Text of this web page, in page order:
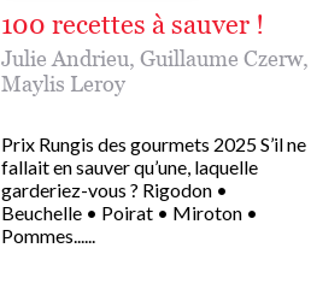
100 recettes à sauver !
Julie Andrieu, Guillaume Czerw,
Maylis Leroy
Prix Rungis des gourmets 2025 S’il ne
fallait en sauver qu’une, laquelle
garderiez-vous ? Rigodon •
Beuchelle • Poirat • Miroton •
Pommes......